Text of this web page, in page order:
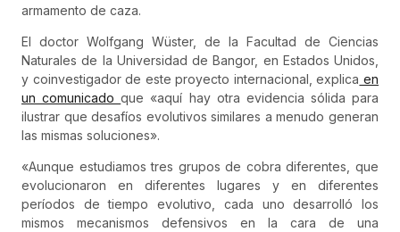
armamento de caza.
El doctor Wolfgang Wüster, de la Facultad de Ciencias
Naturales de la Universidad de Bangor, en Estados Unidos,
y coinvestigador de este proyecto internacional, explica en
un comunicadoque «aquí hay otra evidencia sólida para
ilustrar que desafíos evolutivos similares a menudo generan
las mismas soluciones».
«Aunque estudiamos tres grupos de cobra diferentes, que
evolucionaron en diferentes lugares y en diferentes
períodos de tiempo evolutivo, cada uno desarrolló los
mismos mecanismos defensivos en la cara de una